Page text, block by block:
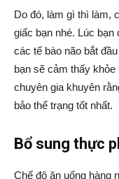
Do đó, làm gì thì làm,
giấc bạn nhé. Lúc bạn
các tế bào não bắt
bạn sẽ cảm thấy
chuyên gia khuyên
bảo thể trạng tốt nhất.
Bổ sung thực
Chế độ ăn uống hàng